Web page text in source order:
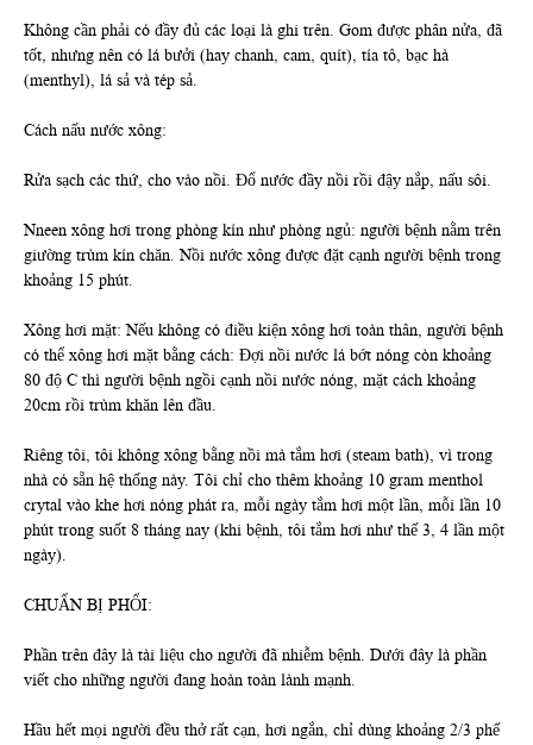
Không cần phải có đầy đủ các loại là ghi trên. Gom được phân nửa, đã
tốt, nhưng nên có lá bưởi (hay chanh, cam, quít), tía tô, bạc hà
(menthyl), lá sả và tép sả.
Cách nấu nước xông:
Rửa sạch các thứ, cho vào nồi. Đổ nước đầy nồi rồi đậy nắp, nấu sôi.
Nneen xông hơi trong phòng kín như phòng ngủ: người bệnh nằm trên
giường trùm kín chăn. Nồi nước xông được đặt cạnh người bệnh trong
khoảng 15 phút.
Xông hơi mặt: Nếu không có điều kiện xông hơi toàn thân, người bệnh
có thể xông hơi mặt bằng cách: Đợi nồi nước lá bớt nóng còn khoảng
80 độ C thì người bệnh ngồi cạnh nồi nước nóng, mặt cách khoảng
20cm rồi trùm khăn lên đầu.
Riêng tôi, tôi không xông bằng nồi mà tắm hơi (steam bath), vì trong
nhà có sẵn hệ thống này. Tôi chỉ cho thêm khoảng 10 gram menthol
crytal vào khe hơi nóng phát ra, mỗi ngày tắm hơi một lần, mỗi lần 10
phút trong suốt 8 tháng nay (khi bệnh, tôi tắm hơi như thế 3, 4 lần một
ngày).
CHUẨN BỊ PHỔI:
Phần trên đây là tài liệu cho người đã nhiễm bệnh. Dưới đây là phần
viết cho những người đang hoàn toàn lành mạnh.
Hầu hết mọi người đều thở rất cạn, hơi ngắn, chỉ dùng khoảng 2/3 phế